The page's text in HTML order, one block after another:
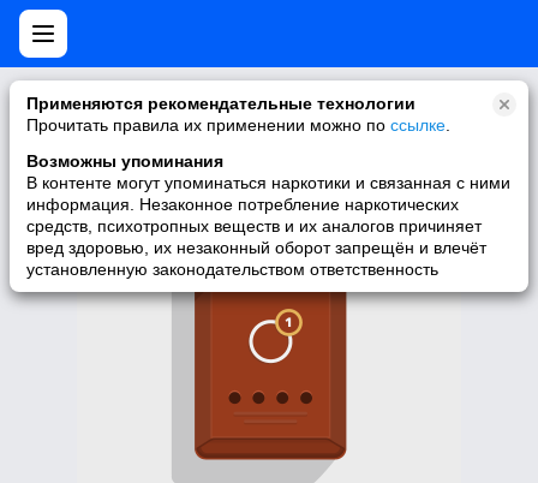
Применяются рекомендательные технологии
Прочитать правила их применении можно по ссылке
Возможны упоминания
В контенте могут упоминаться наркотики и связанная с ними
информация. Незаконное потребление наркотических
средств, психотропных веществ и их аналогов причиняет
вред здоровью, их незаконный оборот запрещён и влечёт
установленную законодательством ответственность
Нет мобильной версии
У запрашиваемой вами страницы нет версии для мобильных
версию Моего Мира.
Перейти на полную версию